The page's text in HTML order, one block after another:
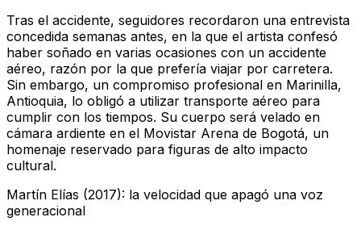
Tras el accidente, seguidores recordaron una entrevista
concedida semanas antes, en la que el artista confesó
haber soñado en varias ocasiones con un accidente
aéreo, razón por la que prefería viajar por carretera.
Sin embargo, un compromiso profesional en Marinilla,
Antioquia, lo obligó a utilizar transporte aéreo para
cumplir con los tiempos. Su cuerpo será velado en
cámara ardiente en el Movistar Arena de Bogotá, un
homenaje reservado para figuras de alto impacto
cultural.
Martín Elías (2017): la velocidad que apagó una voz
generacional